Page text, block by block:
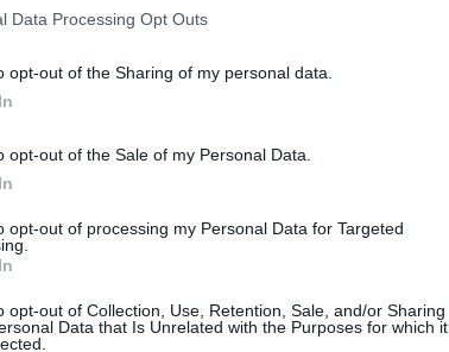
Data Processing Opt Outs
opt-out of the Sharing of my personal data.
opt-out of the Sale of my Personal Data.
opt-out of processing my Personal Data for Targeted
opt-out of Collection, Use, Retention, Sale, and/or Sharing
Data that Is Unrelated with the Purposes for which it